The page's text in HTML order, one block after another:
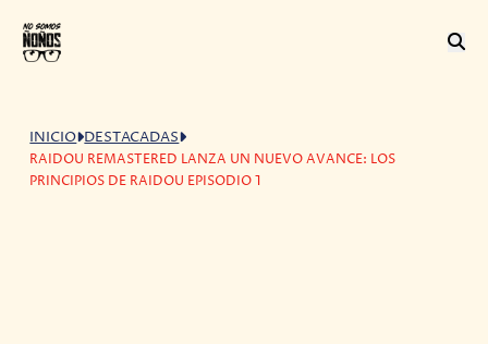
INICIO DESTACADAS
RAIDOU REMASTERED LANZA UN NUEVO AVANCE: LOS
PRINCIPIOS DE RAIDOU EPISODIO 1